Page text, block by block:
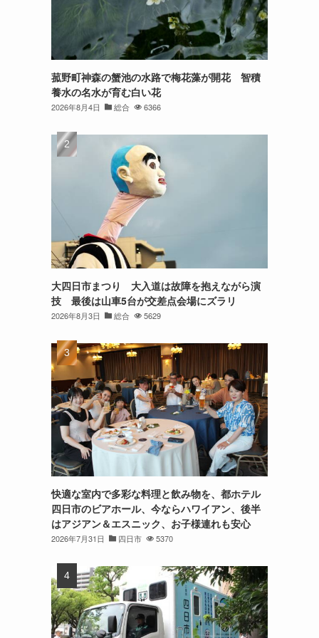
菰野町神森の蟹池の水路で梅花藻が開花 智積
養水の名水が育む白い花
2026年8月4日 総合 6366
大四日市まつり 大入道は故障を抱えながら演
技 最後は山車5台が交差点会場にズラリ
2026年8月3日 総合 5629
快適な室内で多彩な料理と飲み物を、都ホテル
四日市のビアホール、今ならハワイアン、後半
はアジアン＆エスニック、お子様連れも安心
2026年7月31日 四日市 5370